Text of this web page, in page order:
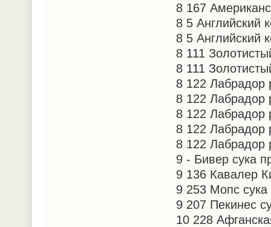
8 167
8 5 Английский
8 5 Английский
8 111
8 111
8 122 Лабрадор
8 122 Лабрадор
8 122 Лабрадор
8 122 Лабрадор
8 122 Лабрадор
9 - Бивер сука
9 136 Кавалер
9 253 Мопс
9 207 Пекинес
10 228